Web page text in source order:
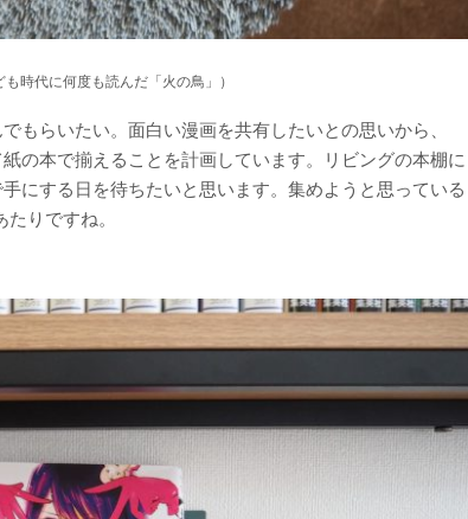
時代に何度も読んだ「火の鳥」）
もらいたい。面白い漫画を共有したいとの思いから、
の本で揃えることを計画しています。リビングの本棚に
にする日を待ちたいと思います。集めようと思っている
たりですね。